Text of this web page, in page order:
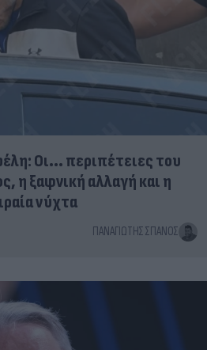
Οι... περιπέτειες του
η ξαφνική αλλαγή και η
νύχτα
ΠΑΝΑΓΙΏΤΗΣ ΣΠΑΝΌΣ